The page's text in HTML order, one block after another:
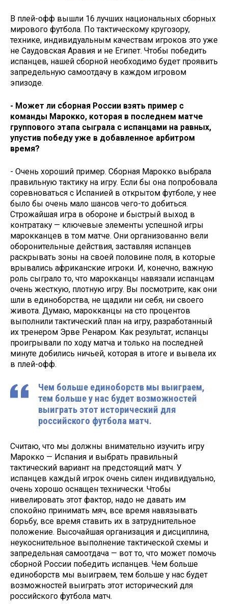
В плей-офф вышли 16 лучших национальных сборных
мирового футбола. По тактическому кругозору,
технике, индивидуальным качествам игроков это уже
не Саудовская Аравия и не Египет. Чтобы победить
испанцев, нашей сборной необходимо будет проявить
запредельную самоотдачу в каждом игровом
эпизоде.
- Может ли сборная России взять пример с
команды Марокко, которая в последнем матче
группового этапа сыграла с испанцами на равных,
упустив победу уже в добавленное арбитром
время?
- Очень хороший пример. Сборная Марокко выбрала
правильную тактику на игру. Если бы она попробовала
соревноваться с Испанией в открытом футболе, у нее
было бы очень мало шансов чего-то добиться.
Строжайшая игра в обороне и быстрый выход в
контратаку — ключевые элементы успешной игры
марокканцев в том матче. Они организованно вели
оборонительные действия, заставляя испанцев
раскрывать зоны на своей половине поля, в которые
врывались африканские игроки. И, конечно, важную
роль сыграло то, что марокканцы навязали испанцам
очень жесткую, плотную игру. Вы посмотрите, как они
шли в единоборства, не щадили ни себя, ни своего
живота. Думаю, марокканцы на сто процентов
выполнили тактический план на игру, разработанный
их тренером Эрве Ренаром. Как результат, испанцы
проигрывали по ходу матча и только на последней
минуте добились ничьей, которая в итоге и вывела их
в плей-офф.
Чем больше единоборств мы выиграем,
тем больше у нас будет возможностей
выиграть этот исторический для
российского футбола матч.
Считаю, что мы должны внимательно изучить игру
Марокко — Испания и выбрать правильный
тактический вариант на предстоящий матч. У
испанцев каждый игрок очень силен индивидуально,
очень хорошо оснащен технически. Чтобы
нивелировать этот фактор, надо не давать им
спокойно принимать мяч, все время навязывать
борьбу, все время ставить их в затруднительное
положение. Высочайшая организация и дисциплина,
неукоснительное выполнение тактической схемы и
запредельная самоотдача — вот то, что может помочь
сборной России победить испанцев. Чем больше
единоборств мы выиграем, тем больше у нас будет
возможностей выиграть этот исторический для
российского футбола матч.